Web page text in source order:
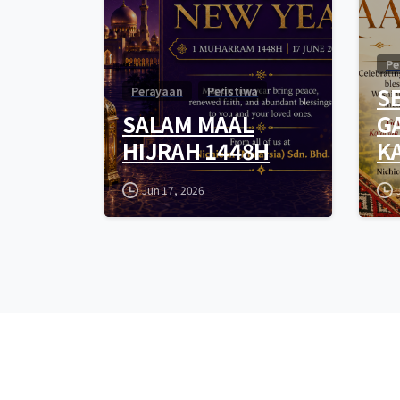
Perayaan Peristiwa
SALAM MAAL
HIJRAH 1448H
Jun 17, 2026